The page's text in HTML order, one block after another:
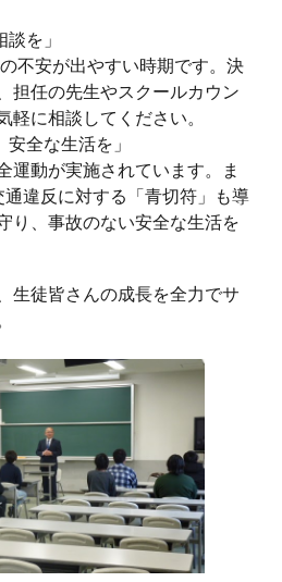
を」
不安が出やすい時期です。決
担任の先生やスクールカウン
に相談してください。
全な生活を」
運動が実施されています。ま
違反に対する「青切符」も導
り、事故のない安全な生活を
生徒皆さんの成長を全力でサ